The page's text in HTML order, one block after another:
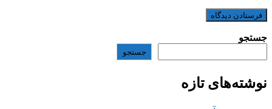
جستجو
جستجو
نوشته‌های تازه